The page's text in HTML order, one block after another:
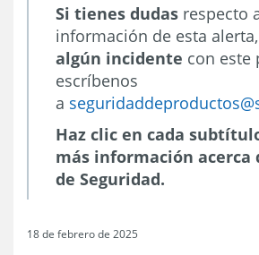
Si tienes dudas respecto
información de esta alerta,
algún incidente con este
escríbenos
a
Haz clic en cada
más información acerca
de Seguridad.
18 de febrero de 2025